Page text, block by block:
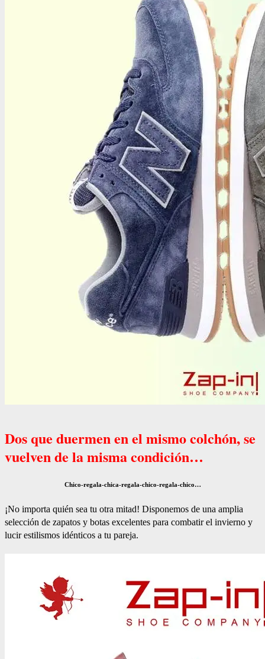
Dos que duermen en el mismo colchón, se
vuelven de la misma condición…
Chico-regala-chica-regala-chico-regala-chico…
¡No importa quién sea tu otra mitad! Disponemos de una amplia
selección de zapatos y botas excelentes para combatir el invierno y
lucir estilismos idénticos a tu pareja.